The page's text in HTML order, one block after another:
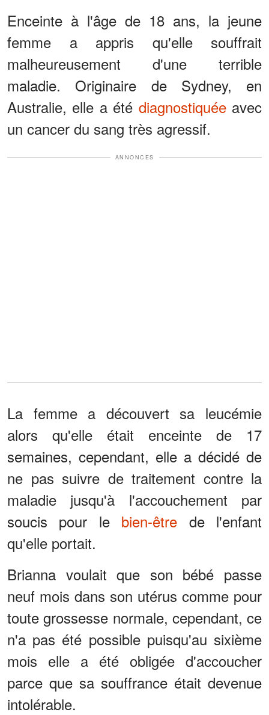
Enceinte à l'âge de 18 ans, la jeune
femme a appris qu'elle souffrait
malheureusement d'une terrible
maladie. Originaire de Sydney, en
Australie, elle a été diagnostiquéeavec
un cancer du sang très agressif.
ANNONCES
La femme a découvert sa leucémie
alors qu'elle était enceinte de 17
semaines, cependant, elle a décidé de
ne pas suivre de traitement contre la
maladie jusqu'à l'accouchement par
soucis pour le bien-être de l'enfant
qu'elle portait.
Brianna voulait que son bébé passe
neuf mois dans son utérus comme pour
toute grossesse normale, cependant, ce
n'a pas été possible puisqu'au sixième
mois elle a été obligée d'accoucher
parce que sa souffrance était devenue
intolérable.